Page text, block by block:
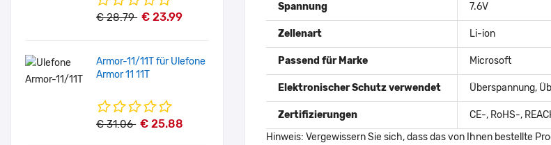
€ 28.79 € 23.99
Armor-11/11T für Ulefone
Armor 11 11T
€ 31.06 € 25.88
Spannung 7.6V
Zellenart Li-ion
Passend für Marke Microsoft
Elektronischer Schutz verwendet Überspannung,
Zertifizierungen
CE-, RoHS-,
Hinweis: Vergewissern Sie sich, dass das von Ihnen bestellte